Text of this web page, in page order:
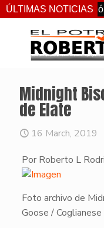
ÚLTIMAS NOTICIAS
Jr. sorprendió en
Midnight
de Elate
16 March, 2019
Por Roberto L
Foto archivo de
Goose /